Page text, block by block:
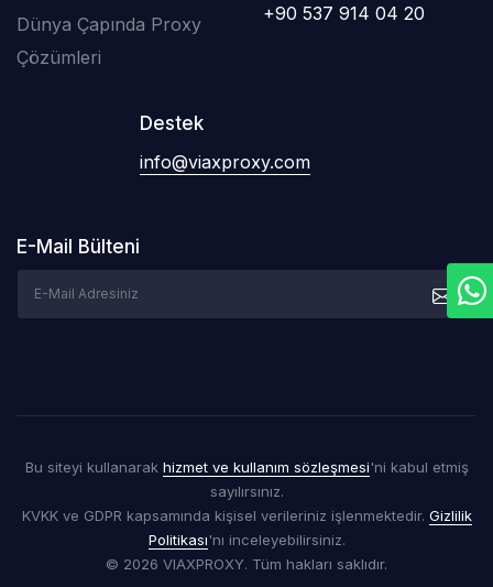
Dünya Çapında Proxy
Çözümleri
+90 537 914 04 20
Destek
info@viaxproxy.com
E-Mail Bülteni
Bu siteyi kullanarak hizmet ve kullanım sözleşmesi'ni kabul etmiş
sayılırsınız.
KVKK ve GDPR kapsamında kişisel verileriniz işlenmektedir. Gizlilik
Politikası'nı inceleyebilirsiniz.
© 2026 VIAXPROXY. Tüm hakları saklıdır.